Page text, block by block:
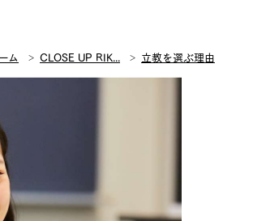
ム CLOSE UP RIK... 立教を選ぶ理由